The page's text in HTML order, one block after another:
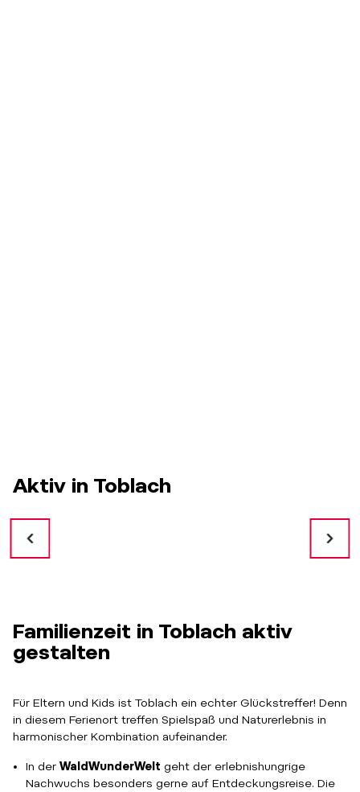
Aktiv in Toblach
Familienzeit in Toblach aktiv
gestalten
Für Eltern und Kids ist Toblach ein echter Glückstreffer! Denn
in diesem Ferienort treffen Spielspaß und Naturerlebnis in
harmonischer Kombination aufeinander.
In der WaldWunderWelt geht der erlebnishungrige
Nachwuchs besonders gerne auf Entdeckungsreise. Die